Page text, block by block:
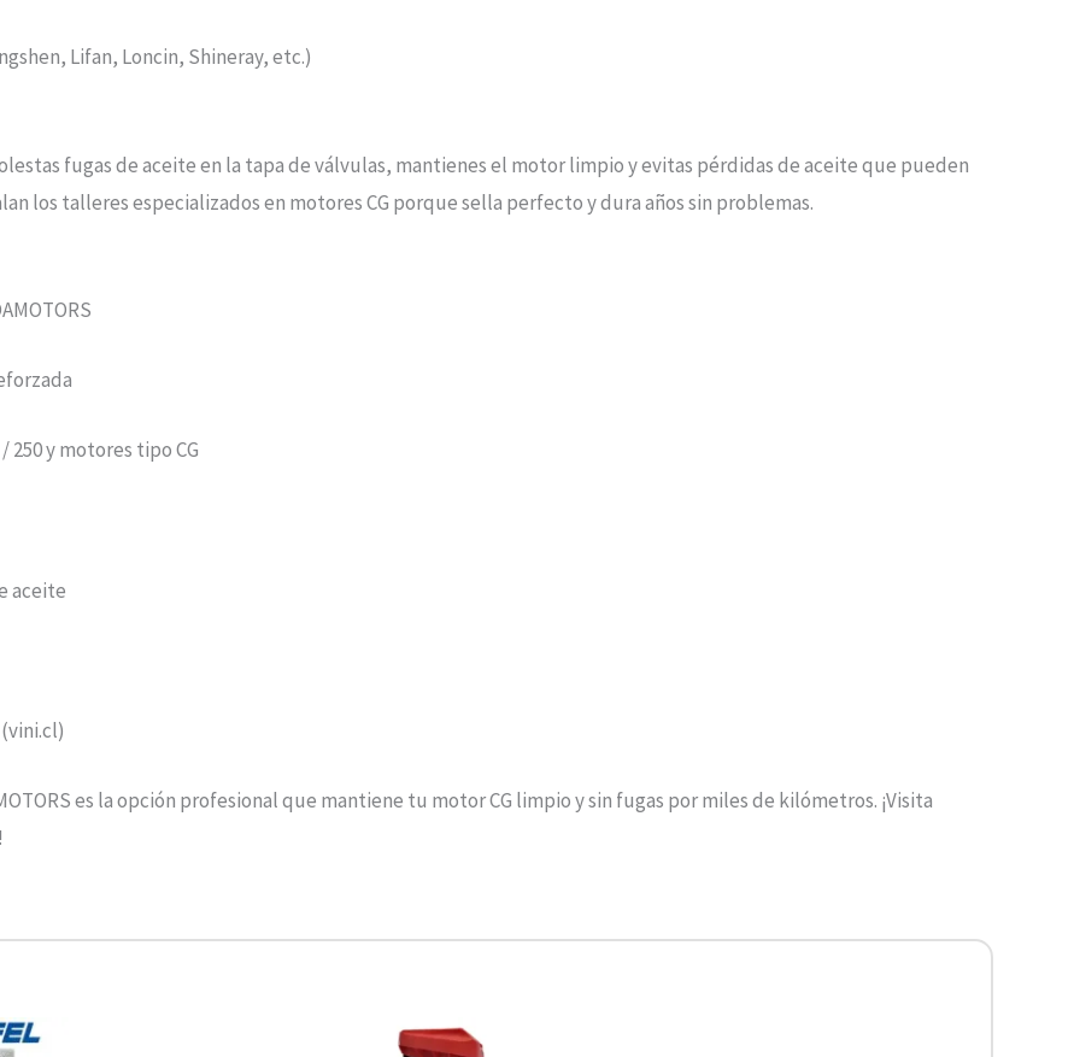
Lifan, Loncin, Shineray, etc.)
fugas de aceite en la tapa de válvulas, mantienes el motor limpio y evitas pérdidas de aceite que pueden
los talleres especializados en motores CG porque sella perfecto y dura años sin problemas.
/ 250 y motores tipo CG
aceite
es la opción profesional que mantiene tu motor CG limpio y sin fugas por miles de kilómetros. ¡Visita